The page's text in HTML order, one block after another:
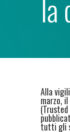
la
Alla
marzo,
tutti gli